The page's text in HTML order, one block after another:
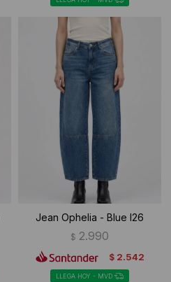
Jean Ophelia - Blue I26
$ 2.990
$ 2.542
LLEGA HOY - MVD